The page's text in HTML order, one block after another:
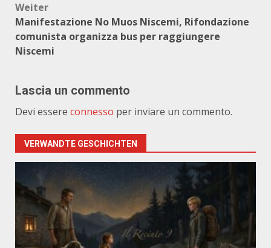
Weiter
Manifestazione No Muos Niscemi, Rifondazione
comunista organizza bus per raggiungere
Niscemi
Lascia un commento
Devi essere connesso per inviare un commento.
VERWANDTE GESCHICHTEN